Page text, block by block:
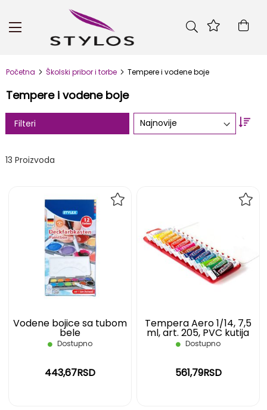
Skip
Početna Školski pribor i torbe Tempere i vodene boje
Tempere i vodene boje
13 Proizvoda
Set
Vodene bojice sa tubom
bele
Dostupno
443,67RSD
Tempera Aero 1/14, 7,5
ml, art. 205, PVC kutija
Dostupno
561,79RSD
Filteri